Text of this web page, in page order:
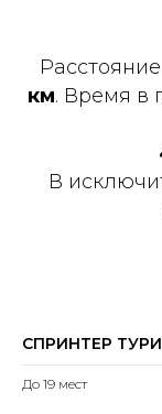
км. Время в
В
СПРИНТЕР
До 19 мест